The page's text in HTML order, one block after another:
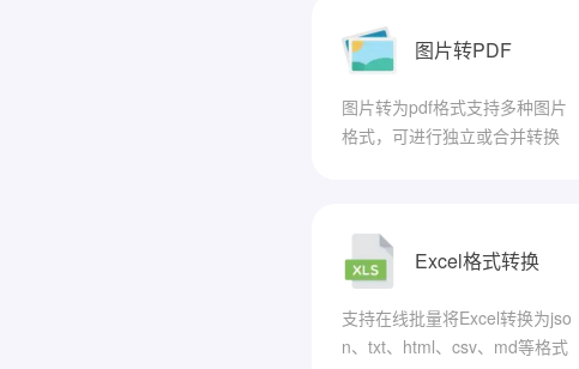
图片转PDF
图片转为pdf格式支持多种图片
格式，可进行独立或合并转换
Excel格式转换
支持在线批量将Excel转换为jso
n、txt、html、csv、md等格式